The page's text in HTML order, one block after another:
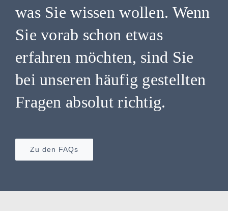
was Sie wissen wollen. Wenn
Sie vorab schon etwas
erfahren möchten, sind Sie
bei unseren häufig gestellten
Fragen absolut richtig.
Zu den FAQs